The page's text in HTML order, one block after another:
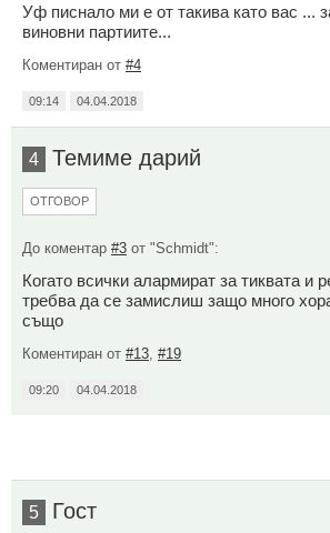
Уф писнало ми е от такива като вас ...
виновни партиите...
Коментиран от #4
09:14 04.04.2018
4 Темиме дарий
ОТГОВОР
До коментар #3 от "Schmidt":
Когато всички алармират за тиквата и
требва да се замислиш защо много
също
Коментиран от #13 #19
09:20 04.04.2018
5 Гост